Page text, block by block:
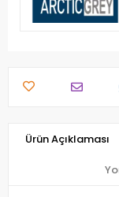
Ürün Açıklaması